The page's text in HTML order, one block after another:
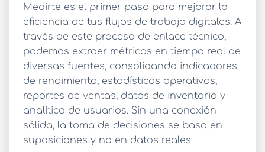
Medirte es el primer paso para mejorar la
eficiencia de tus flujos de trabajo digitales. A
través de este proceso de enlace técnico,
podemos extraer métricas en tiempo real de
diversas fuentes, consolidando indicadores
de rendimiento, estadísticas operativas,
reportes de ventas, datos de inventario y
analítica de usuarios. Sin una conexión
sólida, la toma de decisiones se basa en
suposiciones y no en datos reales.